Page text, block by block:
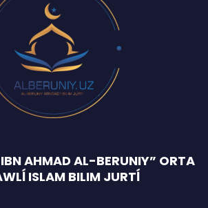
AHMAD AL-BERUNIY” ORTA
ISLAM BILIM JURTĺ